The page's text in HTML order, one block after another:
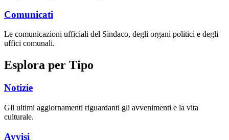
Comunicati
Le comunicazioni ufficiali del Sindaco, degli organi politici e degli
uffici comunali.
Esplora per Tipo
Notizie
Gli ultimi aggiornamenti riguardanti gli avvenimenti e la vita
culturale.
Avvisi